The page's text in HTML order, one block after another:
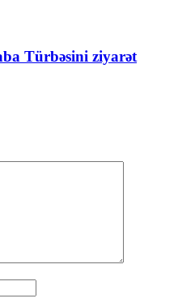
Türbəsini ziyarət